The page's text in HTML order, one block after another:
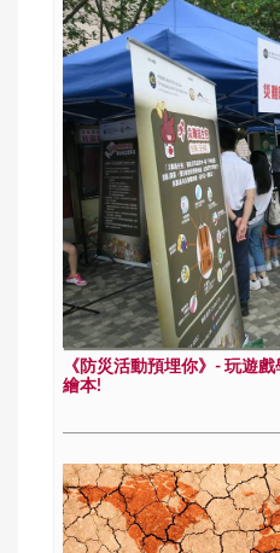
《防災活動預埋你》- 玩遊
繪本!